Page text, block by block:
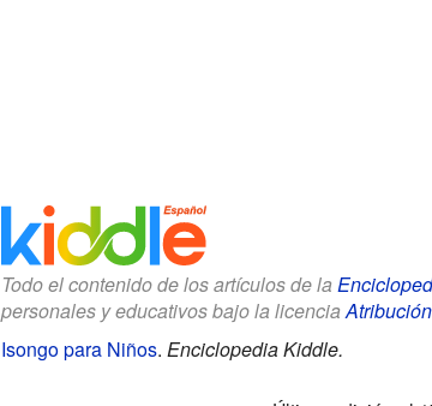
Todo el contenido de los artículos de la
personales y educativos bajo la licencia
Isongo para Niños. Enciclopedia Kiddle.